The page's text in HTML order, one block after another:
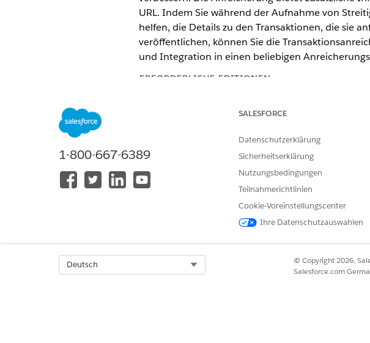
URL. Indem Sie während der Aufnahme von
helfen, die Details zu den Transaktionen, die sie
veröffentlichen, können Sie die
und Integration in einen beliebigen
ERFORDERLICHE EDITIONEN
Verfügbarkeit: Lightning Experience
Einrichten der Mastercard-Transaktionsanreicherung
Zeigen Sie umfassende Händlerdetails für
Ethoca Consumer ClarityTM integrieren. Diese
Händler, um ihrem Transaktionsverlauf wertvolle
Bestimmen von
Automatisieren Sie die Auswahl von
1-800-667-6389
SALESFORCE
Datenschutzerklärung
Sicherheitserklärung
Nutzungsbedingungen
Teilnahmerichtlinien
Cookie-Voreinstellungscenter
Ihre Datenschutzauswahlen
Deutsch
© Copyright 2026,
Salesforce.com